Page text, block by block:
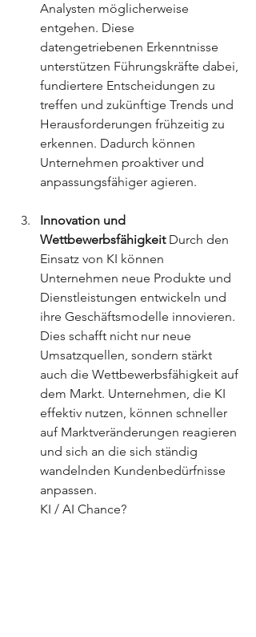
Analysten möglicherweise
entgehen. Diese
datengetriebenen Erkenntnisse
unterstützen Führungskräfte dabei,
fundiertere Entscheidungen zu
treffen und zukünftige Trends und
Herausforderungen frühzeitig zu
erkennen. Dadurch können
Unternehmen proaktiver und
anpassungsfähiger agieren.
Innovation und
Wettbewerbsfähigkeit Durch den
Einsatz von KI können
Unternehmen neue Produkte und
Dienstleistungen entwickeln und
ihre Geschäftsmodelle innovieren.
Dies schafft nicht nur neue
Umsatzquellen, sondern stärkt
auch die Wettbewerbsfähigkeit auf
dem Markt. Unternehmen, die KI
effektiv nutzen, können schneller
auf Marktveränderungen reagieren
und sich an die sich ständig
wandelnden Kundenbedürfnisse
anpassen.
KI / AI Chance?